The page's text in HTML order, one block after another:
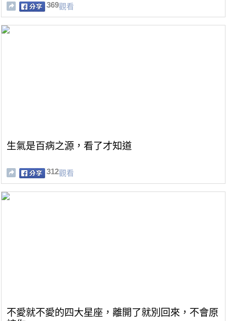
369觀看
生氣是百病之源，看了才知道
312觀看
不愛就不愛的四大星座，離開了就別回來，不會原